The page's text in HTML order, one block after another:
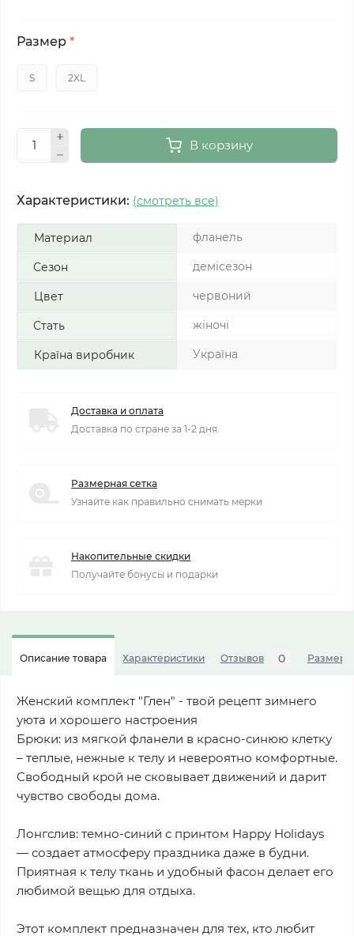
Размер *
S 2XL
В корзину
Характеристики: (смотреть все)
Материал фланель
Сезон демісезон
Цвет червоний
Стать жіночі
Країна виробник Україна
Доставка и оплата
Доставка по стране за 1-2 дня.
Размерная сетка
Узнайте как правильно снимать мерки
Накопительные скидки
Получайте бонусы и подарки
Описание товара Характеристики Отзывов 0
Женский комплект "Глен" - твой рецепт зимнего
уюта и хорошего настроения
Брюки: из мягкой фланели в красно-синюю клетку
– теплые, нежные к телу и невероятно комфортные.
Свободный крой не сковывает движений и дарит
чувство свободы дома.
Лонгслив: темно-синий с принтом Happy Holidays
— создает атмосферу праздника даже в будни.
Приятная к телу ткань и удобный фасон делает его
любимой вещью для отдыха.
Этот комплект предназначен для тех, кто любит